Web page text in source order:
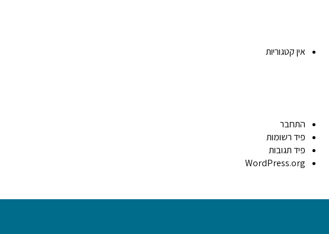
אין קטגוריות
התחבר
פיד רשומות
פיד תגובות
WordPress.org